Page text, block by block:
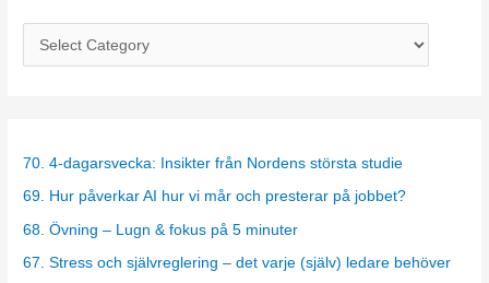
a
g
e
70. 4-dagarsvecka: Insikter från Nordens största studie
69. Hur påverkar AI hur vi mår och presterar på jobbet?
68. Övning – Lugn & fokus på 5 minuter
67. Stress och självreglering – det varje (själv) ledare behöver